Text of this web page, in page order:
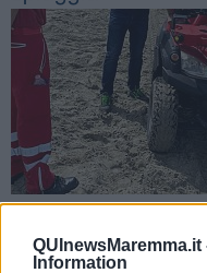
QUInewsMaremma.it
Information
raggiunto il litorale
all'ospedale Meyer